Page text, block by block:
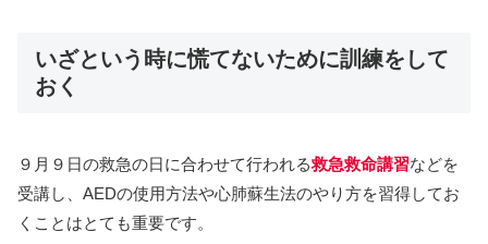
いざという時に慌てないために訓練をして
おく
９月９日の救急の日に合わせて行われる救急救命講習などを
受講し、AEDの使用方法や心肺蘇生法のやり方を習得してお
くことはとても重要です。